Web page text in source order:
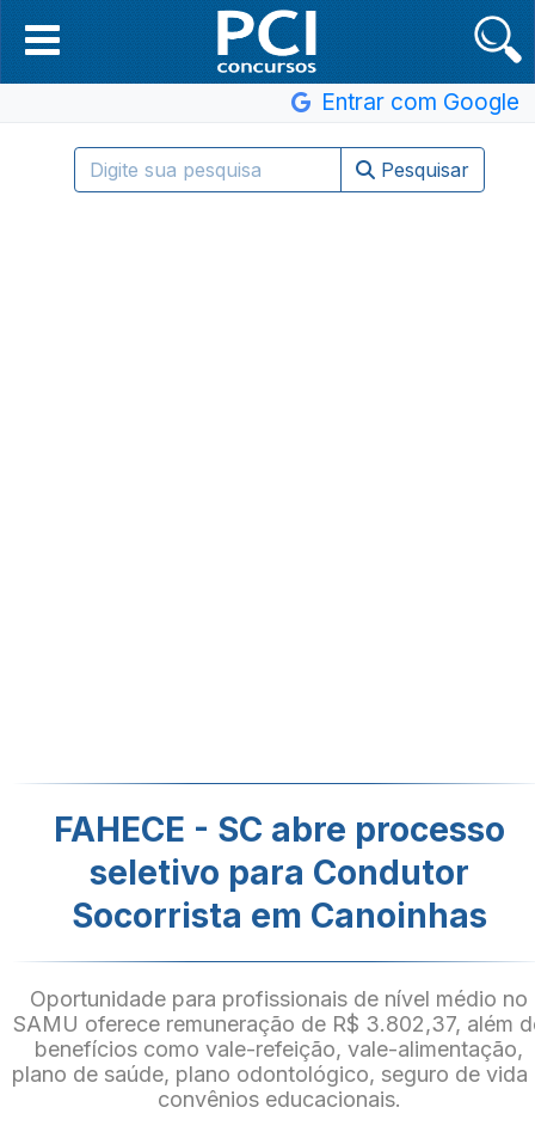
Entrar com Google
Pesquisar
FAHECE - SC abre processo
seletivo para Condutor
Socorrista em Canoinhas
Oportunidade para profissionais de nível médio no
SAMU oferece remuneração de R$ 3.802,37, além
benefícios como vale-refeição, vale-alimentação,
plano de saúde, plano odontológico, seguro de vida
convênios educacionais.